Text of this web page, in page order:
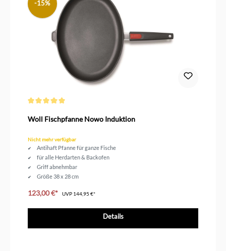
-15%
Woll Fischpfanne Nowo Induktion
Nicht mehr verfügbar
Antihaft Pfanne für ganze Fische
für alle Herdarten & Backofen
Griff abnehmbar
Größe 38 x 28 cm
123,00 €* UVP 144,95 €*
Details